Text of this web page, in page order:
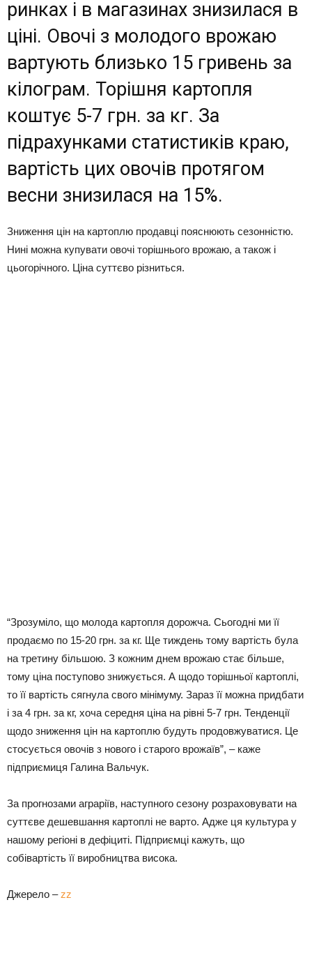
ринках і в магазинах знизилася в
ціні. Овочі з молодого врожаю
вартують близько 15 гривень за
кілограм. Торішня картопля
коштує 5-7 грн. за кг. За
підрахунками статистиків краю,
вартість цих овочів протягом
весни знизилася на 15%.
Зниження цін на картоплю продавці пояснюють сезонністю.
Нині можна купувати овочі торішнього врожаю, а також і
цьогорічного. Ціна суттєво різниться.
“Зрозуміло, що молода картопля дорожча. Сьогодні ми її
продаємо по 15-20 грн. за кг. Ще тиждень тому вартість була
на третину більшою. З кожним днем врожаю стає більше,
тому ціна поступово знижується. А щодо торішньої картоплі,
то її вартість сягнула свого мінімуму. Зараз її можна придбати
і за 4 грн. за кг, хоча середня ціна на рівні 5-7 грн. Тенденції
щодо зниження цін на картоплю будуть продовжуватися. Це
стосується овочів з нового і старого врожаїв”, – каже
підприємиця Галина Вальчук.
За прогнозами аграріїв, наступного сезону розраховувати на
суттєве дешевшання картоплі не варто. Адже ця культура у
нашому регіоні в дефіциті. Підприємці кажуть, що
собівартість її виробництва висока.
Джерело –zz